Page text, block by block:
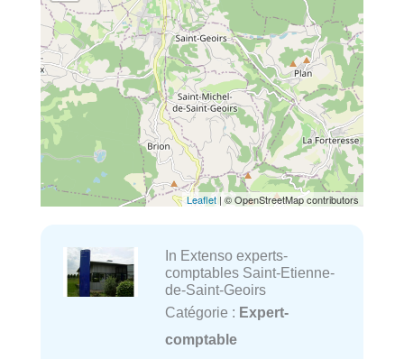
Leaflet | © OpenStreetMap contributors
In Extenso experts-
comptables Saint-Etienne-
de-Saint-Geoirs
Catégorie : Expert-
comptable